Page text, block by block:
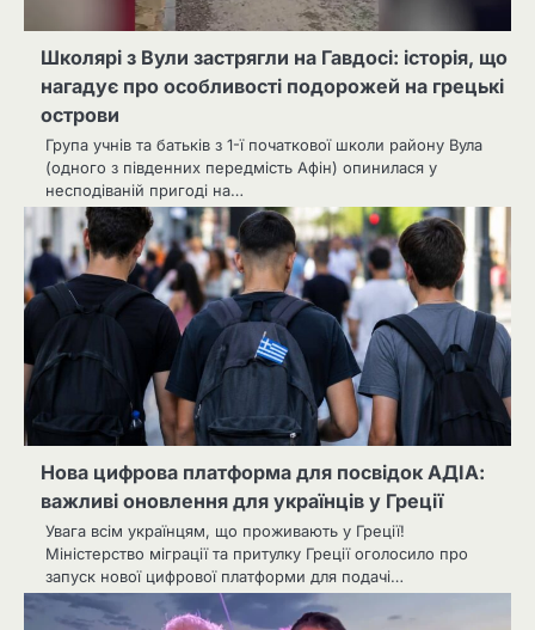
Школярі з Вули застрягли на Гавдосі: історія, що
нагадує про особливості подорожей на грецькі
острови
Група учнів та батьків з 1-ї початкової школи району Вула
(одного з південних передмість Афін) опинилася у
несподіваній пригоді на…
Нова цифрова платформа для посвідок АДІА:
важливі оновлення для українців у Греції
Увага всім українцям, що проживають у Греції!
Міністерство міграції та притулку Греції оголосило про
запуск нової цифрової платформи для подачі…